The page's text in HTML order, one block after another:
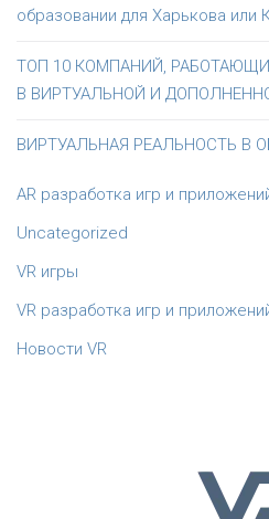
образовании для Харькова или
ТОП 10 КОМПАНИЙ,
В ВИРТУАЛЬНОЙ И
ВИРТУАЛЬНАЯ РЕАЛЬНОСТЬ В
AR разработка игр и
Uncategorized
VR игры
VR разработка игр и
Новости VR